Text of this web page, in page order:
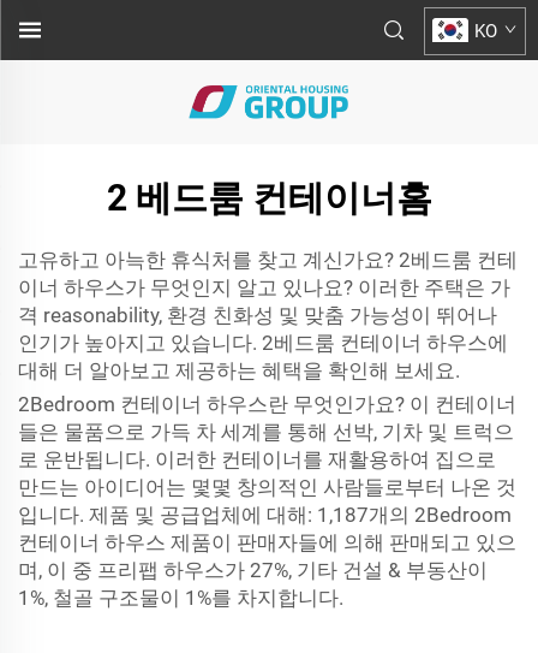
KO
2 베드룸 컨테이너홈
고유하고 아늑한 휴식처를 찾고 계신가요? 2베드룸 컨테
이너 하우스가 무엇인지 알고 있나요? 이러한 주택은 가
격 reasonability, 환경 친화성 및 맞춤 가능성이 뛰어나
인기가 높아지고 있습니다. 2베드룸 컨테이너 하우스에
대해 더 알아보고 제공하는 혜택을 확인해 보세요.
2Bedroom 컨테이너 하우스란 무엇인가요? 이 컨테이너
들은 물품으로 가득 차 세계를 통해 선박, 기차 및 트럭으
로 운반됩니다. 이러한 컨테이너를 재활용하여 집으로
만드는 아이디어는 몇몇 창의적인 사람들로부터 나온 것
입니다. 제품 및 공급업체에 대해: 1,187개의 2Bedroom
컨테이너 하우스 제품이 판매자들에 의해 판매되고 있으
며, 이 중 프리팹 하우스가 27%, 기타 건설 & 부동산이
1%, 철골 구조물이 1%를 차지합니다.